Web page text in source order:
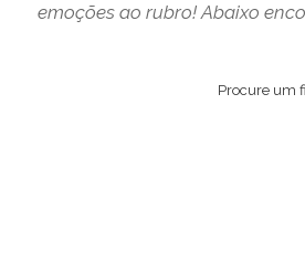
emoções ao rubro! Abaixo
Procure um